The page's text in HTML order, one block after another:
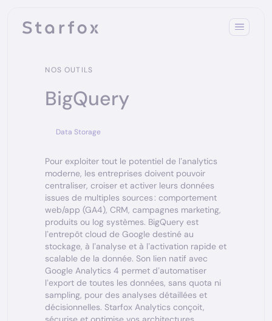
NOS OUTILS
BigQuery
Data Storage
Pour exploiter tout le potentiel de l’analytics
moderne, les entreprises doivent pouvoir
centraliser, croiser et activer leurs données
issues de multiples sources : comportement
web/app (GA4), CRM, campagnes marketing,
produits ou log systèmes. BigQuery est
l’entrepôt cloud de Google destiné au
stockage, à l’analyse et à l’activation rapide et
scalable de la donnée. Son lien natif avec
Google Analytics 4 permet d’automatiser
l’export de toutes les données, sans quota ni
sampling, pour des analyses détaillées et
décisionnelles. Starfox Analytics conçoit,